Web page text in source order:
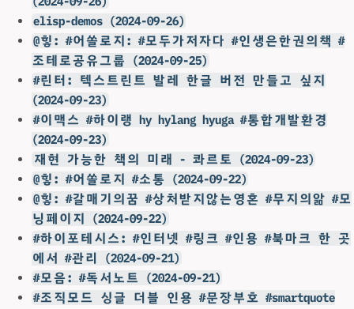
elisp-demos (2024-09-26)
@힣: #어쏠로지: #모두가저자다 #인생은한권의책 #
조테로공유그룹 (2024-09-25)
#린터: 텍스트린트 발레 한글 버전 만들고 싶지
(2024-09-23)
#이맥스 #하이랭 hy hylang hyuga #통합개발환경
(2024-09-23)
재현 가능한 책의 미래 - 콰르토 (2024-09-23)
@힣: #어쏠로지 #소통 (2024-09-22)
@힣: #갈매기의꿈 #상처받지않는영혼 #무지의앎 #모
닝페이지 (2024-09-22)
#하이포테시스: #인터넷 #링크 #인용 #북마크 한 곳
에서 #관리 (2024-09-21)
#모음: #독서노트 (2024-09-21)
#조직모드 싱글 더블 인용 #문장부호 #smartquote